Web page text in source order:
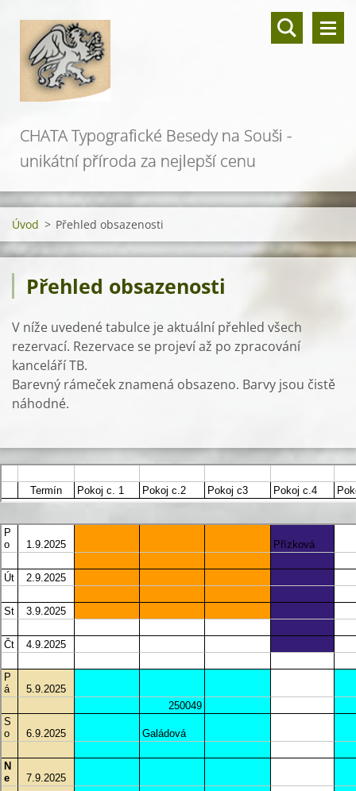
CHATA Typografické Besedy na Souši -
unikátní příroda za nejlepší cenu
Úvod > Přehled obsazenosti
Přehled obsazenosti
V níže uvedené tabulce je aktuální přehled všech
rezervací. Rezervace se projeví až po zpracování
kanceláří TB.
Barevný rámeček znamená obsazeno. Barvy jsou čistě
náhodné.